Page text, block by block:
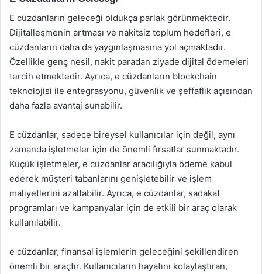
E cüzdanların geleceği oldukça parlak görünmektedir.
Dijitalleşmenin artması ve nakitsiz toplum hedefleri, e
cüzdanların daha da yaygınlaşmasına yol açmaktadır.
Özellikle genç nesil, nakit paradan ziyade dijital ödemeleri
tercih etmektedir. Ayrıca, e cüzdanların blockchain
teknolojisi ile entegrasyonu, güvenlik ve şeffaflık açısından
daha fazla avantaj sunabilir.
E cüzdanlar, sadece bireysel kullanıcılar için değil, aynı
zamanda işletmeler için de önemli fırsatlar sunmaktadır.
Küçük işletmeler, e cüzdanlar aracılığıyla ödeme kabul
ederek müşteri tabanlarını genişletebilir ve işlem
maliyetlerini azaltabilir. Ayrıca, e cüzdanlar, sadakat
programları ve kampanyalar için de etkili bir araç olarak
kullanılabilir.
e cüzdanlar, finansal işlemlerin geleceğini şekillendiren
önemli bir araçtır. Kullanıcıların hayatını kolaylaştıran,